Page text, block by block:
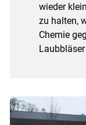
wieder
zu halten,
Chemie